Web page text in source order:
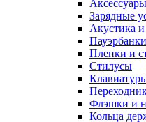
Аксессуары
Зарядные
Акустика
Пауэрбанки
Пленки и
Стилусы
Флэшки и
Кольца